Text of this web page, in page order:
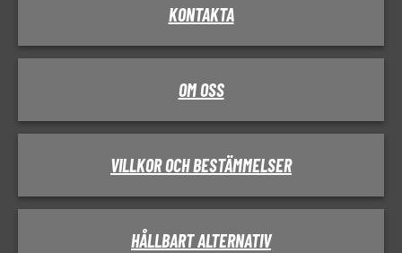
KONTAKTA
OM OSS
VILLKOR OCH BESTÄMMELSER
HÅLLBART ALTERNATIV